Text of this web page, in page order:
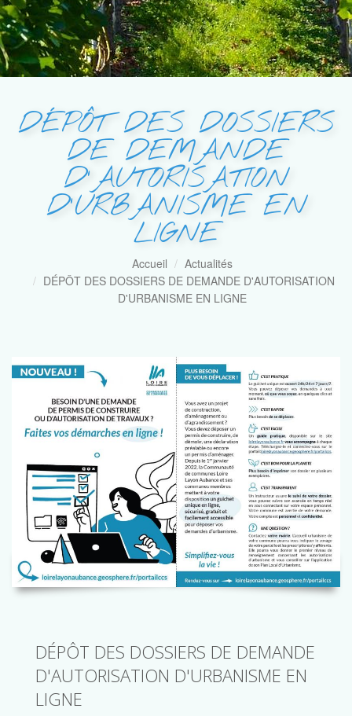
DÉPÔT DES DOSSIERS
DE DEMANDE
D'AUTORISATION
D'URBANISME EN
LIGNE
Accueil
Actualités
DÉPÔT DES DOSSIERS DE DEMANDE D'AUTORISATION
D'URBANISME EN LIGNE
DÉPÔT DES DOSSIERS DE DEMANDE
D'AUTORISATION D'URBANISME EN
LIGNE